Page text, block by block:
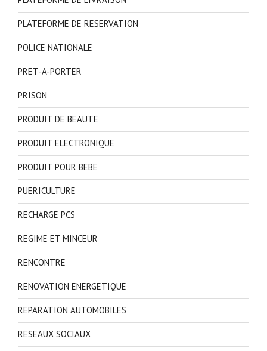
PLATEFORME DE RESERVATION
POLICE NATIONALE
PRET-A-PORTER
PRISON
PRODUIT DE BEAUTE
PRODUIT ELECTRONIQUE
PRODUIT POUR BEBE
PUERICULTURE
RECHARGE PCS
REGIME ET MINCEUR
RENCONTRE
RENOVATION ENERGETIQUE
REPARATION AUTOMOBILES
RESEAUX SOCIAUX